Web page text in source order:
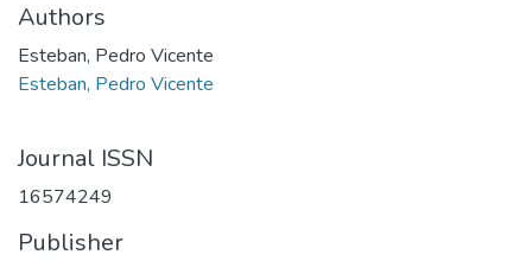
Authors
Esteban, Pedro Vicente
Esteban, Pedro Vicente
Journal ISSN
16574249
Publisher